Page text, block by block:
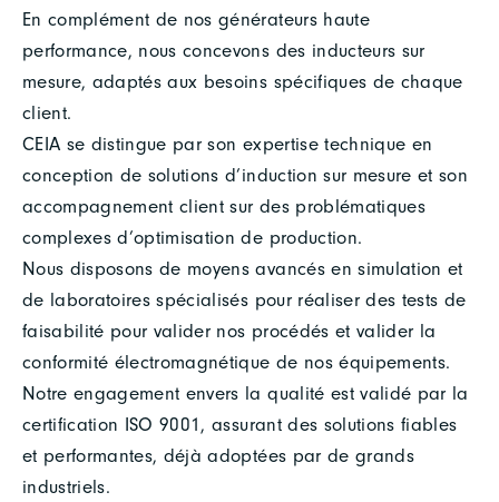
En complément de nos générateurs haute
performance, nous concevons des inducteurs sur
mesure, adaptés aux besoins spécifiques de chaque
client.
CEIA se distingue par son expertise technique en
conception de solutions d’induction sur mesure et son
accompagnement client sur des problématiques
complexes d’optimisation de production.
Nous disposons de moyens avancés en simulation et
de laboratoires spécialisés pour réaliser des tests de
faisabilité pour valider nos procédés et valider la
conformité électromagnétique de nos équipements.
Notre engagement envers la qualité est validé par la
certification ISO 9001, assurant des solutions fiables
et performantes, déjà adoptées par de grands
industriels.